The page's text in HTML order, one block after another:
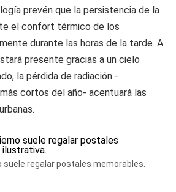
prevén que la persistencia de la
el confort térmico de los
durante las horas de la tarde. A
presente gracias a un cielo
la pérdida de radiación -
cortos del año- acentuará las
suele regalar postales memorables.